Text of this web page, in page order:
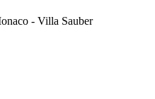
- Villa Sauber